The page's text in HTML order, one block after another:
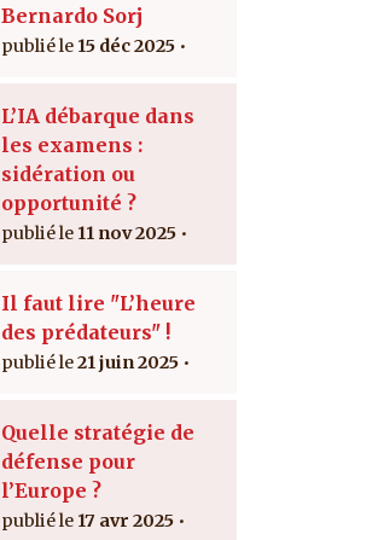
Bernardo Sorj
15 déc 2025
L’IA débarque dans
les examens :
sidération ou
opportunité ?
11 nov 2025
Il faut lire "L’heure
des prédateurs" !
21 juin 2025
Quelle stratégie de
défense pour
l’Europe ?
17 avr 2025